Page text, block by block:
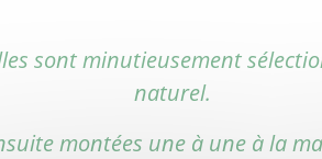
sont minutieusement
naturel.
montées une à une à la